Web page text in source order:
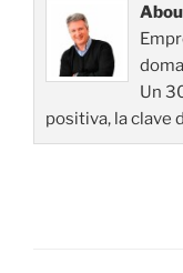
Un
positiva, la clave